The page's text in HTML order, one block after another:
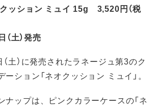
ッション ミュイ 15g 3,520円（税
土）発売
土）に発売されたラネージュ第3のク
ション「ネオクッション ミュイ」。
ナップは、ピンクカラーケースの「ネ